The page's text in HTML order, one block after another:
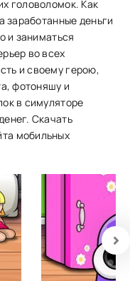
головоломок. Как
заработанные деньги
и заниматься
во всех
и своему герою,
фотоняшу и
в симуляторе
Скачать
мобильных